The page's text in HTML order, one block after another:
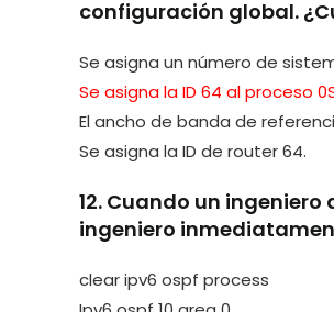
configuración global.
Se asigna un número de
Se asigna la ID 64 al proceso
El ancho de banda de
Se asigna la ID de router 64.
12. Cuando un
ingeniero
clear ipv6 ospf process